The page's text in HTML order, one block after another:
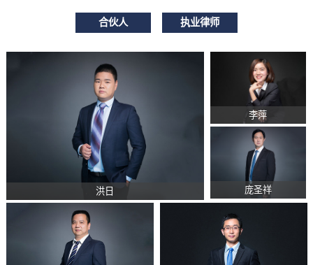
合伙人 执业律师
洪日
李萍
庞圣祥